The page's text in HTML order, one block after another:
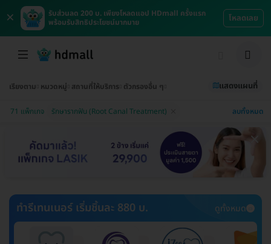
×
รับส่วนลด 200 บ. เพียงโหลดแอป HDmall ครั้งแรก
พร้อมรับสิทธิประโยชน์มากมาย
โหลดเลย
เรียงตาม หมวดหมู่ สถานที่ให้บริการ ตัวกรองอื่น ๆ แสดงแผนที่
71 แพ็กเกจ รักษารากฟัน (Root Canal Treatment) ลบทั้งหมด
ทำรีเทนเนอร์ เริ่มชิ้นละ 880 บ. ดูทั้งหมด